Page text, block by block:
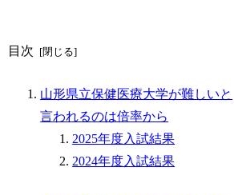
目次
山形県立保健医療大学が難しいと
言われるのは倍率から
2025年度入試結果
2024年度入試結果